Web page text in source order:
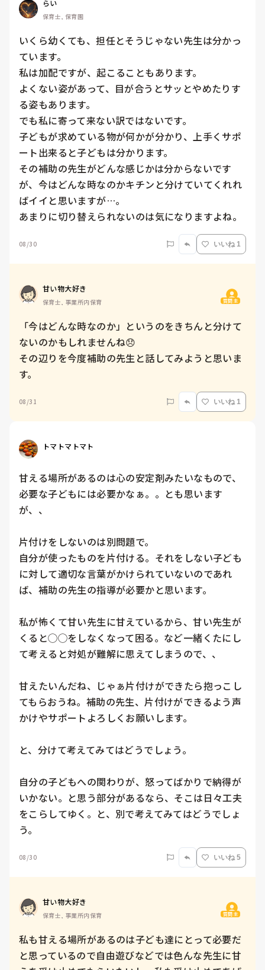
らい
保育士, 保育園
いくら幼くても、担任とそうじゃない先生は分かっ
ています。
私は加配ですが、起こることもあります。
よくない姿があって、目が合うとサッとやめたりす
る姿もあります。
でも私に寄って来ない訳ではないです。
子どもが求めている物が何かが分かり、上手くサポ
ート出来ると子どもは分かります。
その補助の先生がどんな感じかは分からないです
が、今はどんな時なのかキチンと分けていてくれれ
ばイイと思いますが…。
あまりに切り替えられないのは気になりますよね。
08/30 いいね 1
甘い物大好き
保育士, 事業所内保育 質問主
「今はどんな時なのか」というのをきちんと分けて
ないのかもしれませんね😞
その辺りを今度補助の先生と話してみようと思いま
す。
08/31 いいね 1
トマトマトマト
甘える場所があるのは心の安定剤みたいなもので、
必要な子どもには必要かなぁ。。とも思います
が、、
片付けをしないのは別問題で。
自分が使ったものを片付ける。それをしない子ども
に対して適切な言葉がかけられていないのであれ
ば、補助の先生の指導が必要かと思います。
私が怖くて甘い先生に甘えているから、甘い先生が
くると◯◯をしなくなって困る。など一緒くたにし
て考えると対処が難解に思えてしまうので、、
甘えたいんだね、じゃぁ片付けができたら抱っこし
てもらおうね。補助の先生、片付けができるよう声
かけやサポートよろしくお願いします。
と、分けて考えてみてはどうでしょう。
自分の子どもへの関わりが、怒ってばかりで納得が
いかない。と思う部分があるなら、そこは日々工夫
をこらしてゆく。と、別で考えてみてはどうでしょ
う。
08/30 いいね 5
甘い物大好き
保育士, 事業所内保育 質問主
私も甘える場所があるのは子ども達にとって必要だ
と思っているので自由遊びなどでは色んな先生に甘